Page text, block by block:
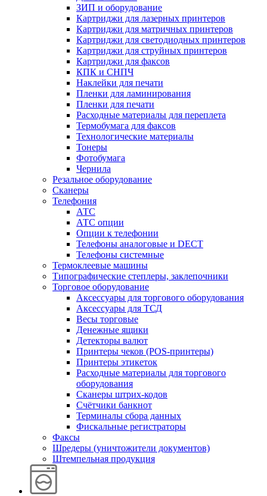
ЗИП и оборудование
Картриджи для лазерных принтеров
Картриджи для матричных принтеров
Картриджи для светодиодных принтеров
Картриджи для струйных принтеров
Картриджи для факсов
КПК и СНПЧ
Наклейки для печати
Пленки для ламинирования
Пленки для печати
Расходные материалы для переплета
Термобумага для факсов
Технологические материалы
Тонеры
Фотобумага
Чернила
Резальное оборудование
Сканеры
Телефония
АТС
АТС опции
Опции к телефонии
Телефоны аналоговые и DECT
Телефоны системные
Термоклеевые машины
Типографические степлеры, заклепочники
Торговое оборудование
Аксессуары для торгового оборудования
Аксессуары для ТСД
Весы торговые
Денежные ящики
Детекторы валют
Принтеры чеков (POS-принтеры)
Принтеры этикеток
Расходные материалы для торгового
оборудования
Сканеры штрих-кодов
Счётчики банкнот
Терминалы сбора данных
Фискальные регистраторы
Факсы
Шредеры (уничтожители документов)
Штемпельная продукция